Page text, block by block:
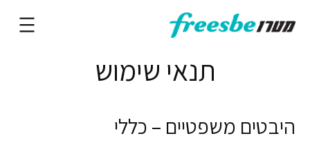
תנאי שימוש
היבטים משפטיים – כללי